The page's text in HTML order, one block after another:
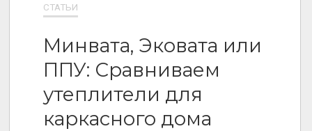
СТАТЬИ
Минвата, Эковата или
ППУ: Сравниваем
утеплители для
каркасного дома